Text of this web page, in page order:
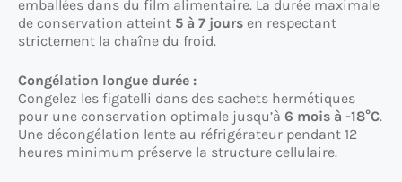
emballées dans du film alimentaire. La durée maximale
de conservation atteint 5 à 7 jours en respectant
strictement la chaîne du froid.
Congélation longue durée :
Congelez les figatelli dans des sachets hermétiques
pour une conservation optimale jusqu’à 6 mois à -18°C.
Une décongélation lente au réfrigérateur pendant 12
heures minimum préserve la structure cellulaire.